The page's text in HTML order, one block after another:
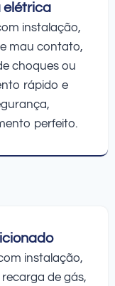
elétrica
instalação,
mau contato,
choques ou
rápido e
perfeito.
instalação,
de gás,